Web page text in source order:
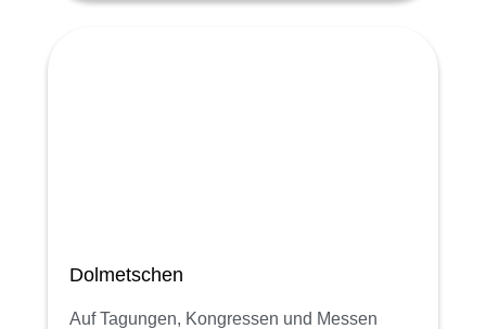
Dolmetschen
Auf Tagungen, Kongressen und Messen